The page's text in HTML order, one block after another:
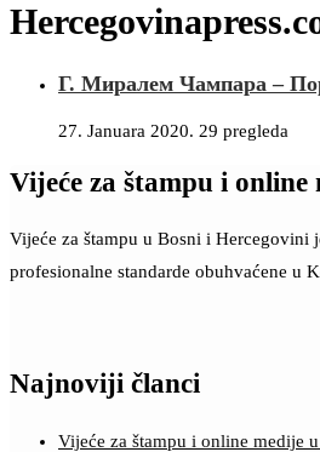
Г. Миралем Чампара –
27. Januara 2020. 29 pregleda
Vijeće za štampu i online
Vijeće za štampu u Bosni i Hercegovini
profesionalne standarde obuhvaćene u
Najnoviji članci
Vijeće za štampu i online medije